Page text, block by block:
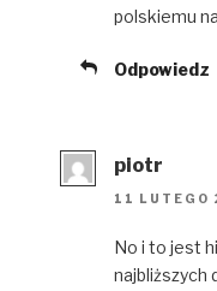
polskiemu
Odpowiedz
piotr
11
No i to jest
najbliższych